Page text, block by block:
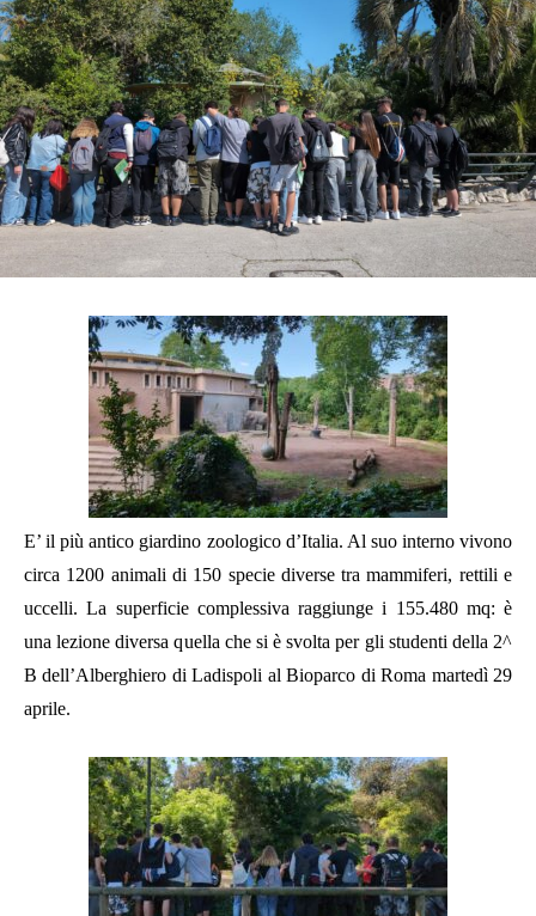
E’ il più antico giardino zoologico d’Italia. Al suo interno vivono
circa 1200 animali di 150 specie diverse tra mammiferi, rettili e
uccelli. La superficie complessiva raggiunge i 155.480 mq: è
una lezione diversa quella che si è svolta per gli studenti della 2^
B dell’Alberghiero di Ladispoli al Bioparco di Roma martedì 29
aprile.